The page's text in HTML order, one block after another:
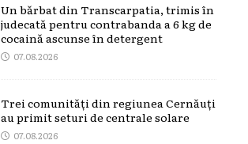
Un bărbat din Transcarpatia, trimis în
judecată pentru contrabanda a 6 kg de
cocaină ascunse în detergent
07.08.2026
Trei comunități din regiunea Cernăuți
au primit seturi de centrale solare
07.08.2026